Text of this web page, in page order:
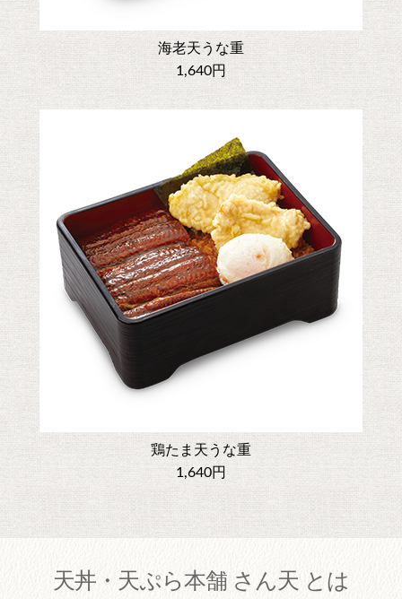
海老天うな重
1,640円
鶏たま天うな重
1,640円
天丼・天ぷら本舗 さん天 とは